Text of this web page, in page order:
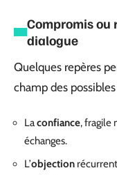
Compromis ou
dialogue
Quelques repères
champ des possibles
Laconfiance, fragile
échanges.
L’objection